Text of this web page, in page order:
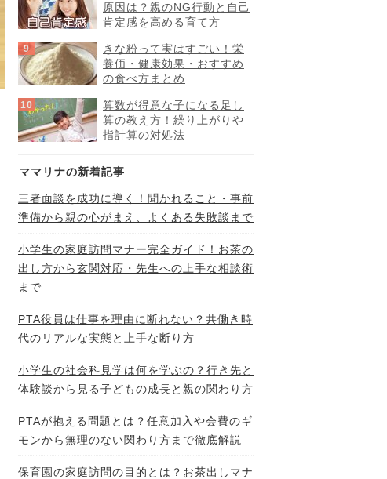
原因は？親のNG行動と自己
肯定感を高める育て方
きな粉って実はすごい！栄
養価・健康効果・おすすめ
の食べ方まとめ
算数が得意な子になる足し
算の教え方！繰り上がりや
指計算の対処法
ママリナの新着記事
三者面談を成功に導く！聞かれること・事前
準備から親の心がまえ、よくある失敗談まで
小学生の家庭訪問マナー完全ガイド！お茶の
出し方から玄関対応・先生への上手な相談術
まで
PTA役員は仕事を理由に断れない？共働き時
代のリアルな実態と上手な断り方
小学生の社会科見学は何を学ぶの？行き先と
体験談から見る子どもの成長と親の関わり方
PTAが抱える問題とは？任意加入や会費のギ
モンから無理のない関わり方まで徹底解説
保育園の家庭訪問の目的とは？お茶出しマナ